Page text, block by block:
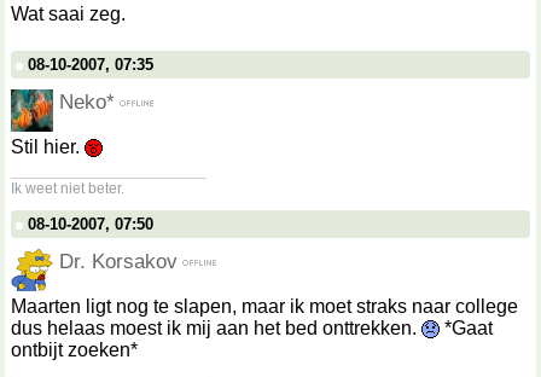
Wat saai zeg.
08-10-2007, 07:35
Neko*
Stil hier.
Ik weet niet beter.
08-10-2007, 07:50
Dr. Korsakov
Maarten ligt nog te slapen, maar ik moet straks naar college
dus helaas moest ik mij aan het bed onttrekken.
*Gaat
ontbijt zoeken*